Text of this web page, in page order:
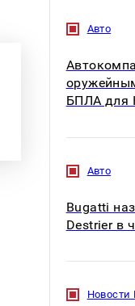
Авто
БПЛА для
Авто
Bugatti
Destrier в
Новости